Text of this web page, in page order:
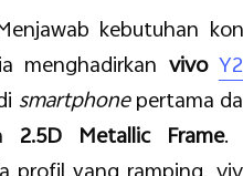
kebutuhan
menghadirkan vivo
smartphonepertama
2.5D Metallic Frame.